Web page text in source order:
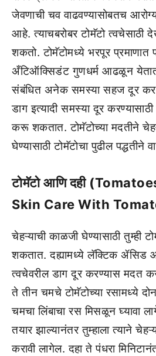
जेवणाची चव वाढवण्यासोबतच
आहे. त्याचबरोबर टोमॅटो
शकतो. टोमॅटोमध्ये भरपूर प्रमाणात
अँटिऑक्सिडंट गुणधर्म आढळून
संबंधित अनेक समस्या सहज दूर
डाग इत्यादी समस्या दूर करण्यासाठी
करू शकतात. टोमॅटोच्या मदतीने
घेण्यासाठी टोमॅटोचा पुढील पद्धतीने
टोमॅटो आणि दही
Skin Care With
चेहऱ्याची काळजी घेण्यासाठी तुम्ही
शकतात. दह्यामध्ये लॅक्टिक
त्वचेवरील डाग दूर करण्यास मदत
ते तीन चमचे टोमॅटोच्या रसामध्ये
चमचा लिंबाचा रस मिसळून घ्यावा
तयार झाल्यानंतर तुम्हाला त्याने
करावी लागेल. दहा ते पंधरा